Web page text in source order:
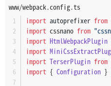
    };
drawCells();
requestAnimationFrame
};
www/webpack.config.ts
import autoprefixer from
import cssnano from
import HtmlWebpackPlugin
import
import TerserPlugin from
import { Configuration }